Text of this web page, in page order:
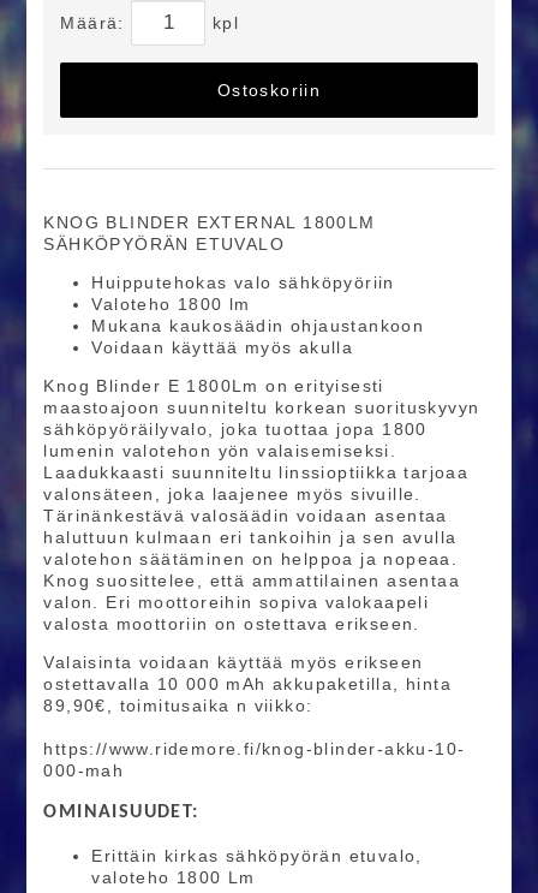
Määrä: kpl
Ostoskoriin
KNOG BLINDER EXTERNAL 1800LM
SÄHKÖPYÖRÄN ETUVALO
Huipputehokas valo sähköpyöriin
Valoteho 1800 lm
Mukana kaukosäädin ohjaustankoon
Voidaan käyttää myös akulla
Knog Blinder E 1800Lm on erityisesti
maastoajoon suunniteltu korkean suorituskyvyn
sähköpyöräilyvalo, joka tuottaa jopa 1800
lumenin valotehon yön valaisemiseksi.
Laadukkaasti suunniteltu linssioptiikka tarjoaa
valonsäteen, joka laajenee myös sivuille.
Tärinänkestävä valosäädin voidaan asentaa
haluttuun kulmaan eri tankoihin ja sen avulla
valotehon säätäminen on helppoa ja nopeaa.
Knog suosittelee, että ammattilainen asentaa
valon. Eri moottoreihin sopiva valokaapeli
valosta moottoriin on ostettava erikseen.
Valaisinta voidaan käyttää myös erikseen
ostettavalla 10 000 mAh akkupaketilla, hinta
89,90€, toimitusaika n viikko:
https://www.ridemore.fi/knog-blinder-akku-10-
000-mah
OMINAISUUDET:
Erittäin kirkas sähköpyörän etuvalo,
valoteho 1800 Lm